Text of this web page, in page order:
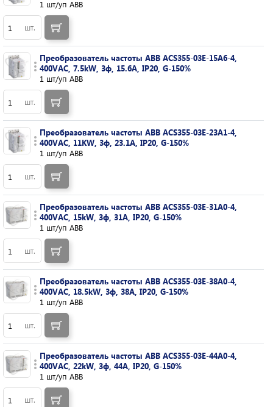
1 шт/уп ABB
шт.
Преобразователь частоты ABB ACS355-03E-15A6-4,
400VAC, 7.5kW, 3ф, 15.6A, IP20, G-150%
1 шт/уп ABB
шт.
Преобразователь частоты ABB ACS355-03E-23A1-4,
400VAC, 11KW, 3ф, 23.1A, IP20, G-150%
1 шт/уп ABB
шт.
Преобразователь частоты ABB ACS355-03E-31A0-4,
400VAC, 15kW, 3ф, 31A, IP20, G-150%
1 шт/уп ABB
шт.
Преобразователь частоты ABB ACS355-03E-38A0-4,
400VAC, 18.5kW, 3ф, 38A, IP20, G-150%
1 шт/уп ABB
шт.
Преобразователь частоты ABB ACS355-03E-44A0-4,
400VAC, 22kW, 3ф, 44A, IP20, G-150%
1 шт/уп ABB
шт.